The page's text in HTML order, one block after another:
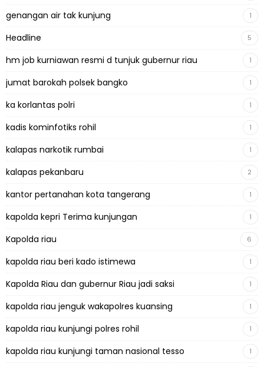
genangan air tak kunjung 1
Headline 5
hm job kurniawan resmi d tunjuk gubernur riau 1
jumat barokah polsek bangko 1
ka korlantas polri 1
kadis kominfotiks rohil 1
kalapas narkotik rumbai 1
kalapas pekanbaru 2
kantor pertanahan kota tangerang 1
kapolda kepri Terima kunjungan 1
Kapolda riau 6
kapolda riau beri kado istimewa 1
Kapolda Riau dan gubernur Riau jadi saksi 1
kapolda riau jenguk wakapolres kuansing 1
kapolda riau kunjungi polres rohil 1
kapolda riau kunjungi taman nasional tesso 1